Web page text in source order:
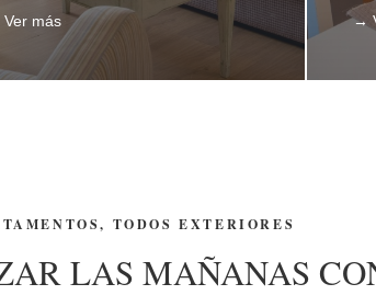
más →
TODOS EXTERIORES
LAS MAÑANAS